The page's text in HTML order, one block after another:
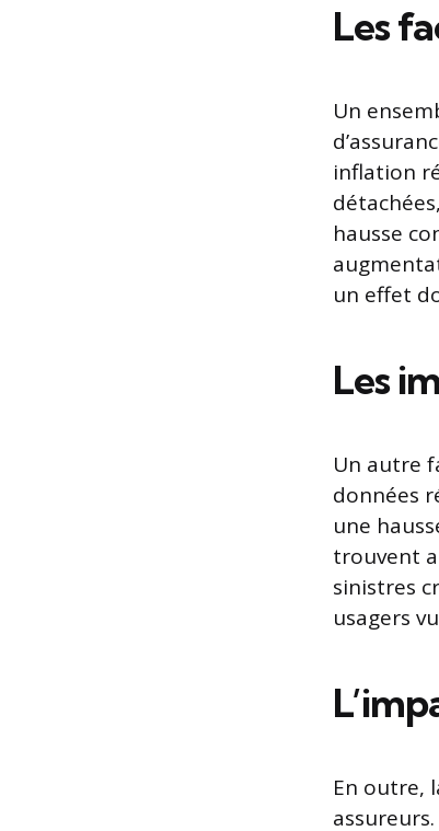
Les
Un
inflation
hausse
un effet
Les
Un autre
données
une
trouvent
sinistres
usagers
En outre,